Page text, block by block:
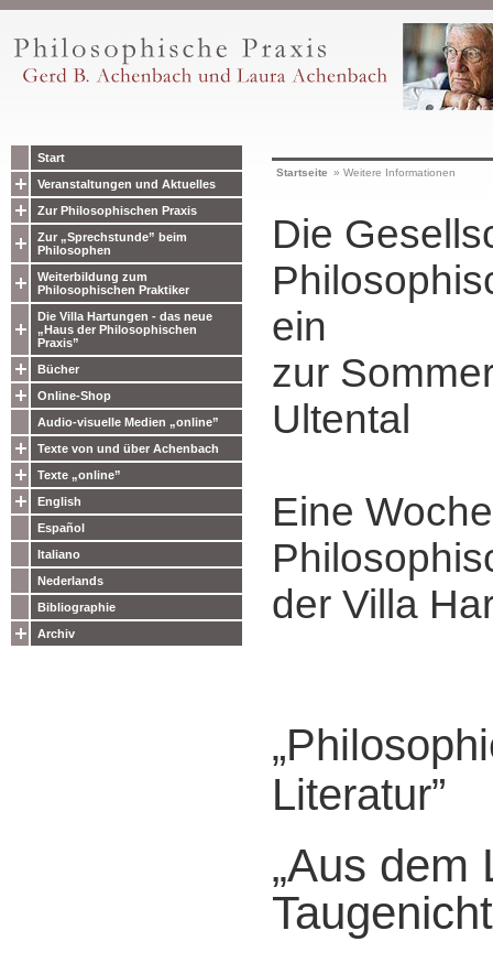
Start
Veranstaltungen und Aktuelles
Zur Philosophischen Praxis
Zur „Sprechstunde” beim
Philosophen
Weiterbildung zum
Philosophischen Praktiker
Die Villa Hartungen - das neue
„Haus der Philosophischen
Praxis”
Bücher
Online-Shop
Audio-visuelle Medien „online”
Texte von und über Achenbach
Texte „online”
English
Español
Italiano
Nederlands
Bibliographie
Archiv
Startseite » Weitere Informationen
Die
ein
zur
Ultental
Eine
der Villa
Literatur”
„Aus dem